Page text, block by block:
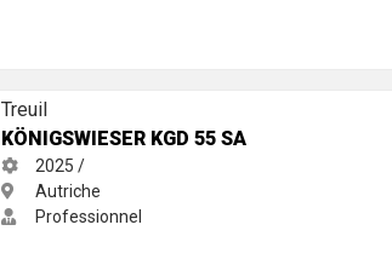
Treuil
KÖNIGSWIESER KGD 55 SA
2025 /
Autriche
Professionnel